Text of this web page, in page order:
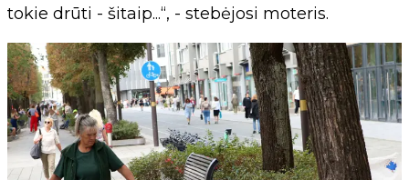
tokie drūti - šitaip...“, - stebėjosi moteris.